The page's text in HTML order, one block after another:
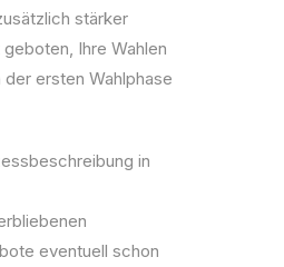
stärker
Ihre Wahlen
ersten Wahlphase
in
eventuell schon